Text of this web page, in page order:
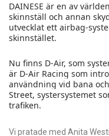
DAINESE är en av
skinnställ och annan
utvecklat ett airbag-
skinnstället.
Nu finns D-Air, som
är D-Air Racing som
användning vid bana
Street, systersystemet
trafiken.
Vi pratade med Anita